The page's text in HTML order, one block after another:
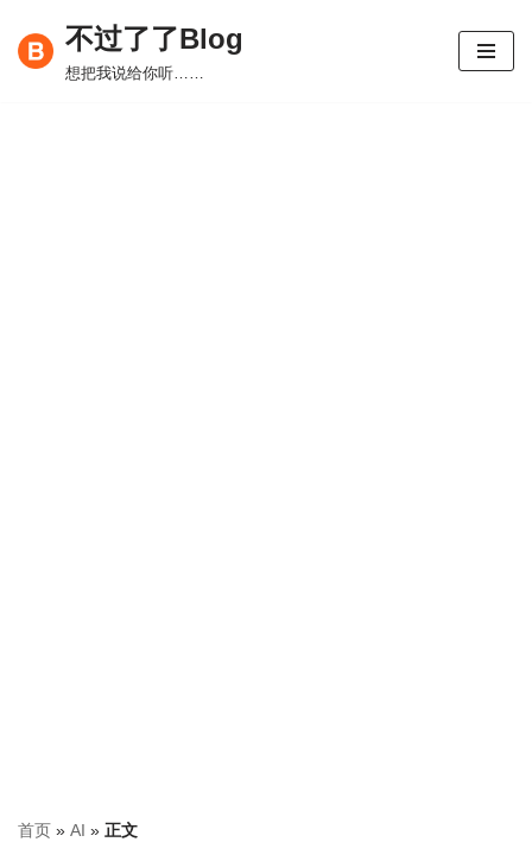
跳
不过了了Blog
想把我说给你听……
首页 » AI » 正文